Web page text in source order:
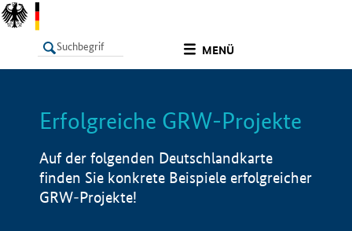
MENÜ
LISTE Info
Erfolgreiche GRW-Projekte
Auf der folgenden Deutschlandkarte
finden Sie konkrete Beispiele erfolgreicher
GRW-Projekte!